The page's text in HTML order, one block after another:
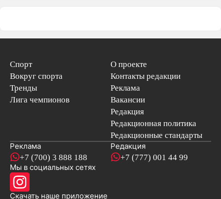
Спорт
Вокруг спорта
Тренды
Лига чемпионов
О проекте
Контакты редакции
Реклама
Вакансии
Редакция
Редакционная политика
Редакционные стандарты
Реклама
+7 (700) 3 888 188
Редакция
+7 (777) 001 44 99
Мы в социальных сетях
Скачать наше приложениеновостей